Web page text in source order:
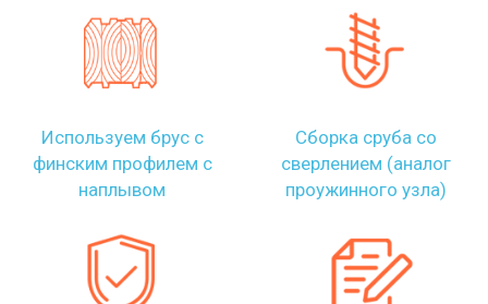
Используем брус с
финским профилем с
наплывом
Сборка сруба со
сверлением (аналог
проужинного узла)